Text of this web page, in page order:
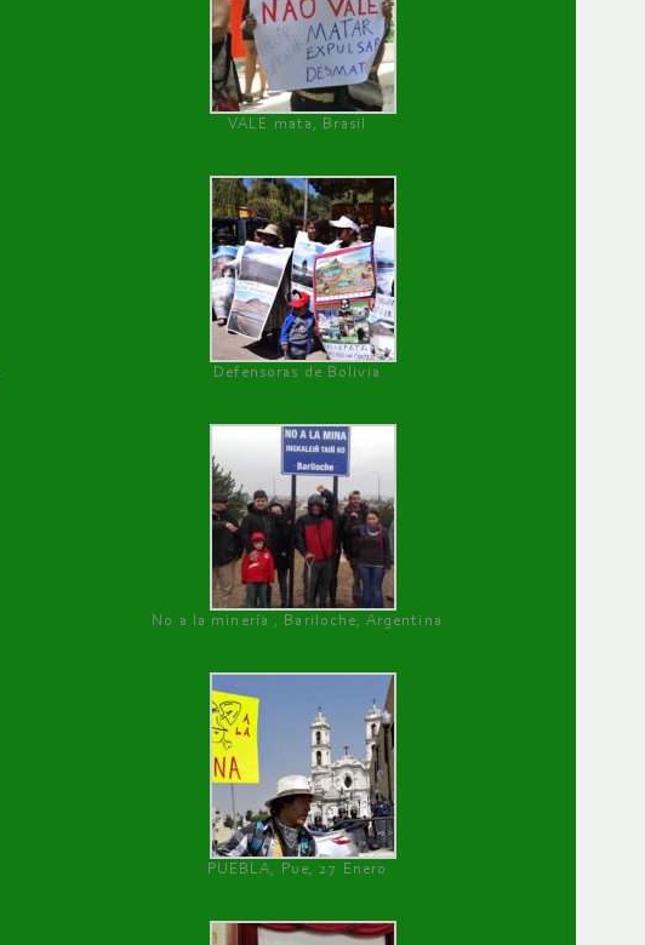
VALE mata, Brasil
Defensoras de Bolivia
No a la minería , Bariloche, Argentina
PUEBLA, Pue, 27 Enero